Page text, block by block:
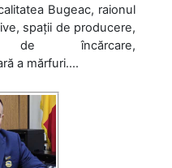
Bugeac, raionul
spații de producere,
de încărcare,
a mărfuri....